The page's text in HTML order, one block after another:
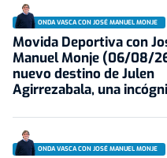
ONDA VASCA CON JOSÉ MANUEL MONJE
Movida Deportiva con
Manuel Monje (06/08/
nuevo destino de Julen
Agirrezabala, una
ONDA VASCA CON JOSÉ MANUEL MONJE